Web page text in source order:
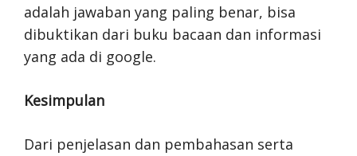
adalah jawaban yang paling benar, bisa
dibuktikan dari buku bacaan dan informasi
yang ada di google.
Kesimpulan
Dari penjelasan dan pembahasan serta